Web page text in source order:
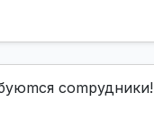
соmpудники!